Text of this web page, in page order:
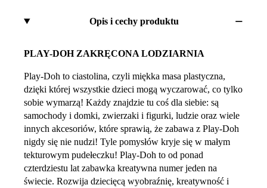
Opis i cechy produktu
PLAY-DOH ZAKRĘCONA LODZIARNIA
Play-Doh to ciastolina, czyli miękka masa plastyczna,
dzięki której wszystkie dzieci mogą wyczarować, co tylko
sobie wymarzą! Każdy znajdzie tu coś dla siebie: są
samochody i domki, zwierzaki i figurki, ludzie oraz wiele
innych akcesoriów, które sprawią, że zabawa z Play-Doh
nigdy się nie nudzi! Tyle pomysłów kryje się w małym
tekturowym pudełeczku! Play-Doh to od ponad
czterdziestu lat zabawka kreatywna numer jeden na
świecie. Rozwija dziecięcą wyobraźnię, kreatywność i